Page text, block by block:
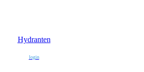
Hydranten
login